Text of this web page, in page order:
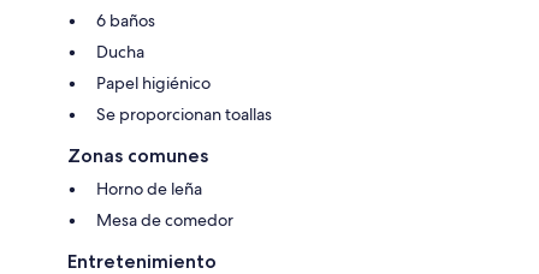
6 baños
Ducha
Papel higiénico
Se proporcionan toallas
Zonas comunes
Horno de leña
Mesa de comedor
Entretenimiento